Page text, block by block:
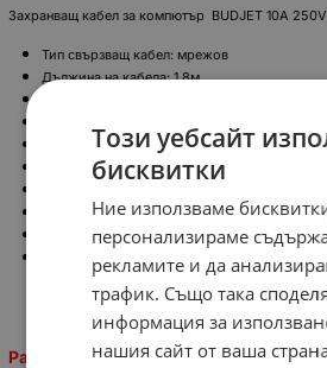
Захранващ кабел за компютър BUDJET 10A
Тип свързващ кабел: мрежoв
Дължина на кабела: 1.8м
Брой на жилата: 3
Сечение на жилото: ...мм²
Номинално напрежение: 250V
Приложение: за компютър, за захранване
CEE 7/7 (E/F) щепсел прав
IEC C13 женски
Разпродадени!
Този уебсайт
бисквитки
Ние използваме
персонализираме
рекламите и да
трафик. Също така
информация за
нашия сайт от ваша